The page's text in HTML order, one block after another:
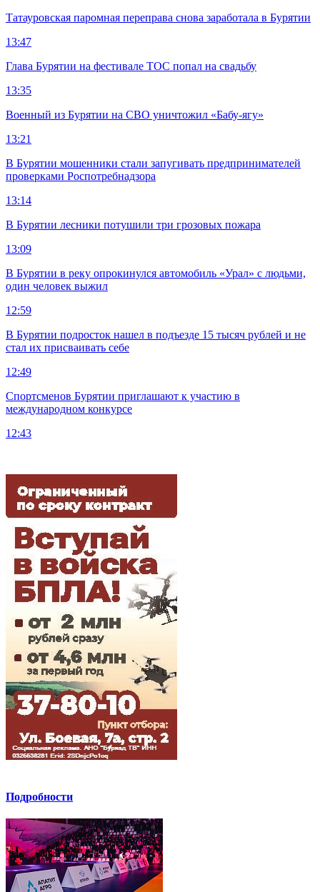
Татауровская паромная переправа снова заработала в Бурятии
13:47
Глава Бурятии на фестивале ТОС попал на свадьбу
13:35
Военный из Бурятии на СВО уничтожил «Бабу-ягу»
13:21
В Бурятии мошенники стали запугивать предпринимателей
проверками Роспотребнадзора
13:14
В Бурятии лесники потушили три грозовых пожара
13:09
В Бурятии в реку опрокинулся автомобиль «Урал» с людьми,
один человек выжил
12:59
В Бурятии подросток нашел в подъезде 15 тысяч рублей и не
стал их присваивать себе
12:49
Спортсменов Бурятии приглашают к участию в
международном конкурсе
12:43
Подробности